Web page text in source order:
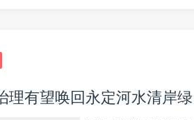
理有望唤回永定河水清岸绿